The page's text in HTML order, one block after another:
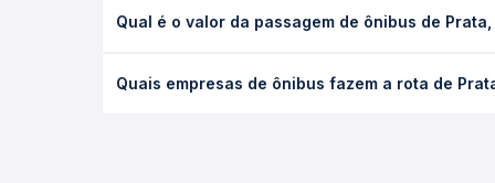
ou leito) e as condições de tráfego. Na Quero
Qual é o valor da passagem de ônibus de
poltrona e a antecedência da compra. Na Quero
Quais empresas de ônibus fazem a rota de